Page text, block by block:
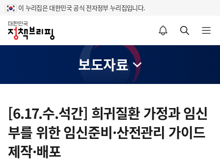
이 누리집은 대한민국 공식 전자정부 누리집입니다.
홈
알림설정 바로가기 검색 바로가기 메뉴 열기
보도자료
텐
츠
영
역
[6.17.수.석간] 희귀질환 가정과 임신
부를 위한 임신준비·산전관리 가이드
제작·배포